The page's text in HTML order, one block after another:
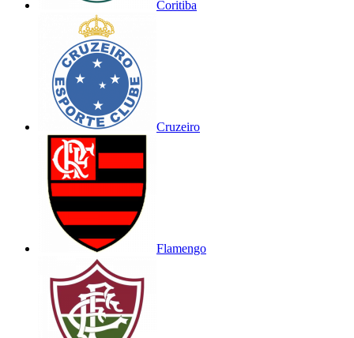
Coritiba
Cruzeiro
Flamengo